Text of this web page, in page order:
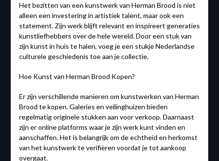
Het bezitten van een kunstwerk van Herman Brood is niet
alleen een investering in artistiek talent, maar ook een
statement. Zijn werk blijft relevant en inspireert generaties
kunstliefhebbers over de hele wereld. Door een stuk van
zijn kunst in huis te halen, voeg je een stukje Nederlandse
culturele geschiedenis toe aan je collectie.
Hoe Kunst van Herman Brood Kopen?
Er zijn verschillende manieren om kunstwerken van Herman
Brood te kopen. Galeries en veilinghuizen bieden
regelmatig originele stukken aan voor verkoop. Daarnaast
zijn er online platforms waar je zijn werk kunt vinden en
aanschaffen. Het is belangrijk om de echtheid en herkomst
van het kunstwerk te verifiëren voordat je tot aankoop
overgaat.